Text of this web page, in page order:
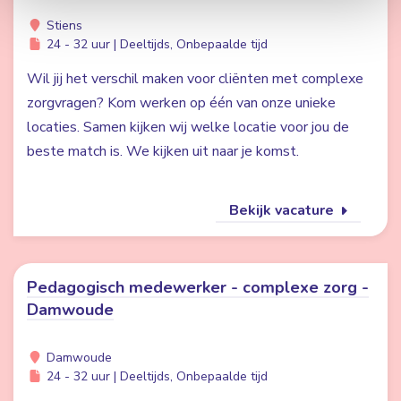
Stiens
24 - 32 uur | Deeltijds, Onbepaalde tijd
Wil jij het verschil maken voor cliënten met complexe
zorgvragen? Kom werken op één van onze unieke
locaties. Samen kijken wij welke locatie voor jou de
beste match is. We kijken uit naar je komst.
Bekijk vacature
Pedagogisch medewerker - complexe zorg -
Damwoude
Damwoude
24 - 32 uur | Deeltijds, Onbepaalde tijd